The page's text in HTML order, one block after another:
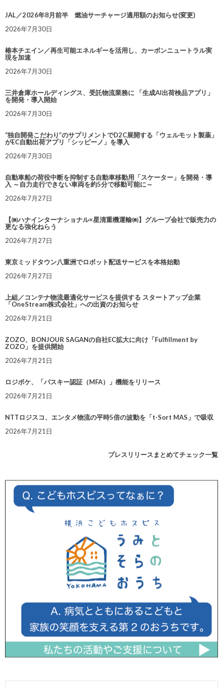
JAL／2026年8月前半 燃油サーチャージ適用額のお知らせ(変更)
2026年7月30日
椿本チエイン／再生可能エネルギーを活用し、カーボンニュートラル実
現を加速
2026年7月30日
三井倉庫ホールディングス、受託物流業務に 「生成AI出荷検品アプリ」
を開発・導入開始
2026年7月30日
“独自開発こだわり”のサプリメントでD2C展開する「ウェルモット製薬」
がEC自動出荷アプリ「シッピーノ」を導入
2026年7月30日
自動車船の荷役中断を抑制する自動車移動用「スケーター」を開発・導
入 ～自力走行できない車両を約5分で移動可能に～
2026年7月27日
【㈱ハナインターナショナル×星清重機運輸㈱】グループ会社で販売力の
更なる強化ねらう
2026年7月27日
東京ミッドタウン八重洲でロボット配送サービスを本格始動
2026年7月27日
上組／コンテナ物流最適化サービスを提供する スタートアップ企業
「OneStream株式会社」への出資のお知らせ
2026年7月21日
ZOZO、BONJOUR SAGANの自社EC拡大に向け「Fulfillment by
ZOZO」を提供開始
2026年7月21日
ロジポケ、「パスキー認証（MFA）」機能をリリース
2026年7月21日
NTTロジスコ、エンタメ物流の平時5倍の波動を「t-Sort MAS」で吸収
2026年7月21日
プレスリリースまとめてチェック一覧